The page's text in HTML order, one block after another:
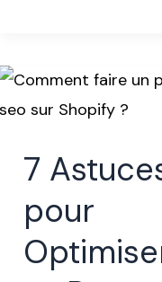
7
pour
7
Astuces
Optimiser
Page
Produit